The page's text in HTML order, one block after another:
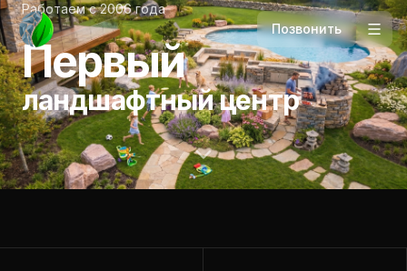
Позвонить
Работаем с 2006 года
Первый
ландшафтный центр